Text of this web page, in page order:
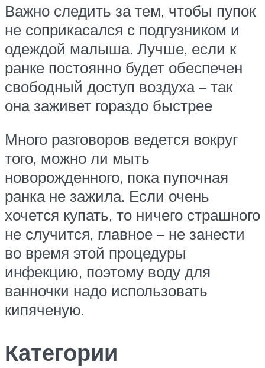
Важно следить за тем, чтобы пупок
не соприкасался с подгузником и
одеждой малыша. Лучше, если к
ранке постоянно будет обеспечен
свободный доступ воздуха – так
она заживет гораздо быстрее
Много разговоров ведется вокруг
того, можно ли мыть
новорожденного, пока пупочная
ранка не зажила. Если очень
хочется купать, то ничего страшного
не случится, главное – не занести
во время этой процедуры
инфекцию, поэтому воду для
ванночки надо использовать
кипяченую.
Категории